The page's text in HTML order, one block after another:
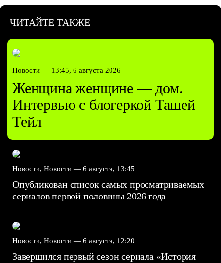
ЧИТАЙТЕ ТАКЖЕ
Новости — 13:45, 6 августа 2026
Женщина женщине — дом.
Интервью с блогеркой Ташей
Тейл
Новости, Новости — 6 августа, 13:45
Опубликован список самых просматриваемых
сериалов первой половины 2026 года
Новости, Новости — 6 августа, 12:20
Завершился первый сезон сериала «История